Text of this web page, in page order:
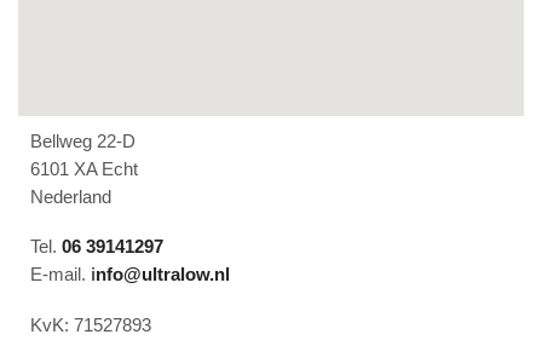
Bellweg 22-D
6101 XA Echt
Nederland
Tel. 06 39141297
E-mail. info@ultralow.nl
KvK: 71527893